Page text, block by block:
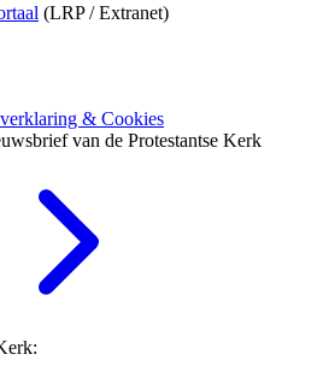
(LRP / Extranet)
& Cookies
van de Protestantse Kerk